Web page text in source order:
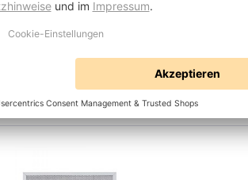
+49 (0)6103 3769080